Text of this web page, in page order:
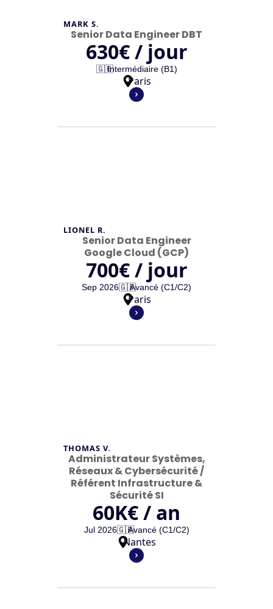
MARK S.
Senior Data Engineer DBT
630€ / jour
🇬🇧Intermédiaire (B1)
Paris
LIONEL R.
Senior Data Engineer
Google Cloud (GCP)
700€ / jour
Sep 2026🇬🇧Avancé (C1/C2)
Paris
THOMAS V.
Administrateur Systèmes,
Réseaux & Cybersécurité /
Référent Infrastructure &
Sécurité SI
60K€ / an
Jul 2026🇬🇧Avancé (C1/C2)
Nantes